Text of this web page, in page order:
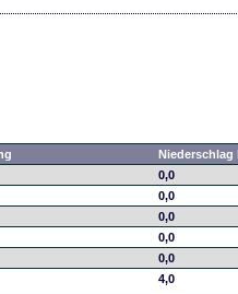
0,0
0,0
0,0
0,0
0,0
4,0